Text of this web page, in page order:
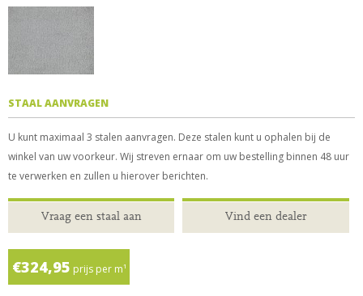
STAAL AANVRAGEN
U kunt maximaal 3 stalen aanvragen. Deze stalen kunt u ophalen bij de
winkel van uw voorkeur. Wij streven ernaar om uw bestelling binnen 48 uur
te verwerken en zullen u hierover berichten.
Vraag een staal aan Vind een dealer
€324,95 prijs per m¹